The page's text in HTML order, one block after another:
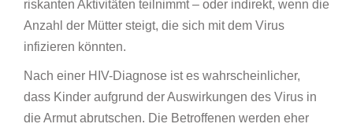
riskanten Aktivitäten teilnimmt – oder indirekt, wenn die
Anzahl der Mütter steigt, die sich mit dem Virus
infizieren könnten.
Nach einer HIV-Diagnose ist es wahrscheinlicher,
dass Kinder aufgrund der Auswirkungen des Virus in
die Armut abrutschen. Die Betroffenen werden eher